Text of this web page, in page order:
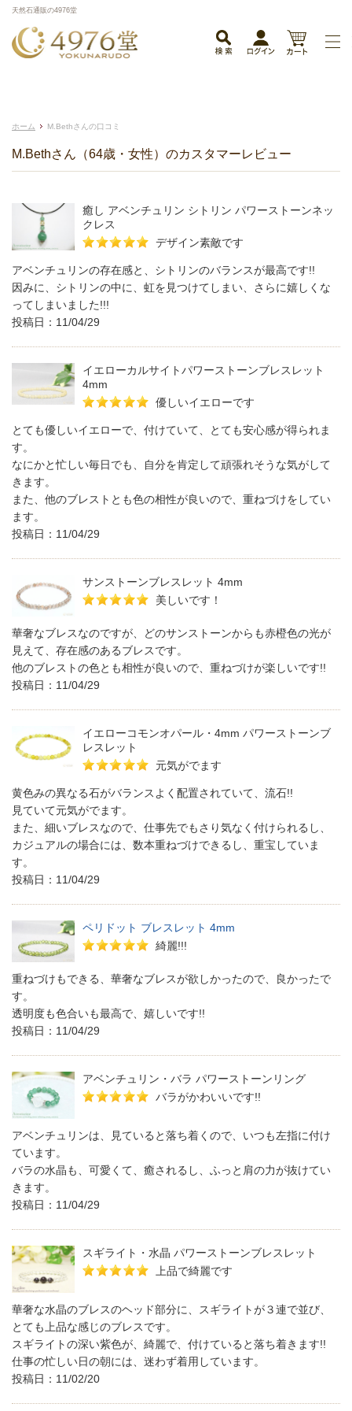
天然石通販の4976堂
ホーム M.Bethさんの口コミ
M.Bethさん（64歳・女性）のカスタマーレビュー
癒し アベンチュリン シトリン パワーストーンネッ
クレス
デザイン素敵です
アベンチュリンの存在感と、シトリンのバランスが最高です!!
因みに、シトリンの中に、虹を見つけてしまい、さらに嬉しくな
ってしまいました!!!
投稿日：11/04/29
イエローカルサイトパワーストーンブレスレット
4mm
優しいイエローです
とても優しいイエローで、付けていて、とても安心感が得られま
す。
なにかと忙しい毎日でも、自分を肯定して頑張れそうな気がして
きます。
また、他のブレストとも色の相性が良いので、重ねづけをしてい
ます。
投稿日：11/04/29
サンストーンブレスレット 4mm
美しいです！
華奢なブレスなのですが、どのサンストーンからも赤橙色の光が
見えて、存在感のあるブレスです。
他のブレストの色とも相性が良いので、重ねづけが楽しいです!!
投稿日：11/04/29
イエローコモンオパール・4mm パワーストーンブ
レスレット
元気がでます
黄色みの異なる石がバランスよく配置されていて、流石!!
見ていて元気がでます。
また、細いブレスなので、仕事先でもさり気なく付けられるし、
カジュアルの場合には、数本重ねづけできるし、重宝していま
す。
投稿日：11/04/29
ペリドット ブレスレット 4mm
綺麗!!!
重ねづけもできる、華奢なブレスが欲しかったので、良かったで
す。
透明度も色合いも最高で、嬉しいです!!
投稿日：11/04/29
アベンチュリン・バラ パワーストーンリング
バラがかわいいです!!
アベンチュリンは、見ていると落ち着くので、いつも左指に付け
ています。
バラの水晶も、可愛くて、癒されるし、ふっと肩の力が抜けてい
きます。
投稿日：11/04/29
スギライト・水晶 パワーストーンブレスレット
上品で綺麗です
華奢な水晶のブレスのヘッド部分に、スギライトが３連で並び、
とても上品な感じのブレスです。
スギライトの深い紫色が、綺麗で、付けていると落ち着きます!!
仕事の忙しい日の朝には、迷わず着用しています。
投稿日：11/02/20